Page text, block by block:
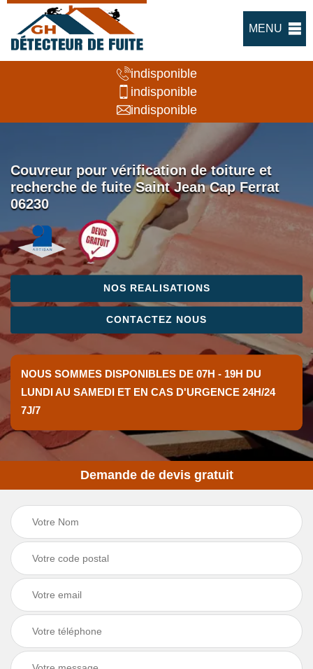
MENU
indisponible
indisponible
indisponible
Couvreur pour vérification de toiture et
recherche de fuite Saint Jean Cap Ferrat
06230
NOS REALISATIONS
CONTACTEZ NOUS
NOUS SOMMES DISPONIBLES DE 07H - 19H DU
LUNDI AU SAMEDI ET EN CAS D'URGENCE 24H/24
7J/7
Demande de devis gratuit